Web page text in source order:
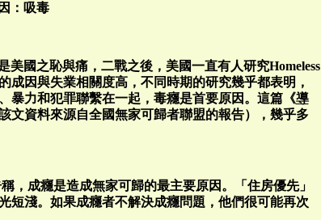
：吸毒
美國之恥與痛，二戰之後，美國一直有人研究Homeless
成因與失業相關度高，不同時期的研究幾乎都表明，
暴力和犯罪聯繫在一起，毒癮是首要原因。這篇《導
文資料來源自全國無家可歸者聯盟的報告），幾乎多
，成癮是造成無家可歸的最主要原因。「住房優先」
短淺。如果成癮者不解決成癮問題，他們很可能再次